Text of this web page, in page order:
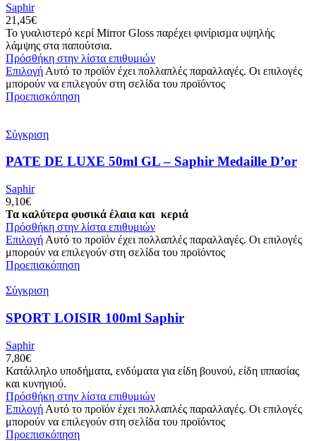
Saphir
21,45€
Το γυαλιστερό κερί Mirror Gloss παρέχει φινίρισμα υψηλής
λάμψης στα παπούτσια.
Πρόσθήκη στην λίστα επιθυμιών
Επιλογή Αυτό το προϊόν έχει πολλαπλές παραλλαγές. Οι επιλογές
μπορούν να επιλεγούν στη σελίδα του προϊόντος
Προεπισκόπηση
Σύγκριση
PATE DE LUXE 50ml GL – Saphir Medaille D’or
Saphir
9,10€
Τα καλύτερα φυσικά έλαια και κεριά
Πρόσθήκη στην λίστα επιθυμιών
Επιλογή Αυτό το προϊόν έχει πολλαπλές παραλλαγές. Οι επιλογές
μπορούν να επιλεγούν στη σελίδα του προϊόντος
Προεπισκόπηση
Σύγκριση
SPORT LOISIR 100ml Saphir
Saphir
7,80€
Κατάλληλο υποδήματα, ενδύματα για είδη βουνού, είδη ιππασίας
και κυνηγιού.
Πρόσθήκη στην λίστα επιθυμιών
Επιλογή Αυτό το προϊόν έχει πολλαπλές παραλλαγές. Οι επιλογές
μπορούν να επιλεγούν στη σελίδα του προϊόντος
Προεπισκόπηση